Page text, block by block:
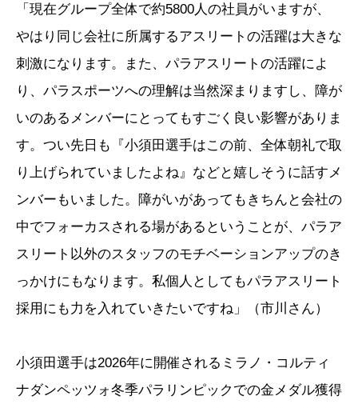
「現在グループ全体で約5800人の社員がいますが、
やはり同じ会社に所属するアスリートの活躍は大きな
刺激になります。また、パラアスリートの活躍によ
り、パラスポーツへの理解は当然深まりますし、障が
いのあるメンバーにとってもすごく良い影響がありま
す。つい先日も『小須田選手はこの前、全体朝礼で取
り上げられていましたよね』などと嬉しそうに話すメ
ンバーもいました。障がいがあってもきちんと会社の
中でフォーカスされる場があるということが、パラア
スリート以外のスタッフのモチベーションアップのき
っかけにもなります。私個人としてもパラアスリート
採用にも力を入れていきたいですね」（市川さん）
小須田選手は2026年に開催されるミラノ・コルティ
ナダンペッツォ冬季パラリンピックでの金メダル獲得